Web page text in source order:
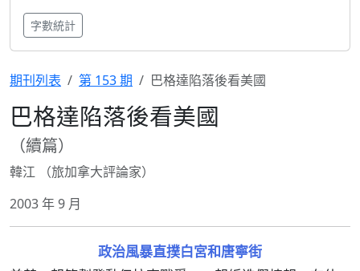
字數統計
期刊列表 第 153 期 巴格達陷落後看美國
巴格達陷落後看美國
（續篇）
韓江 （旅加拿大評論家）
2003 年 9 月
政治風暴直撲白宮和唐寧街